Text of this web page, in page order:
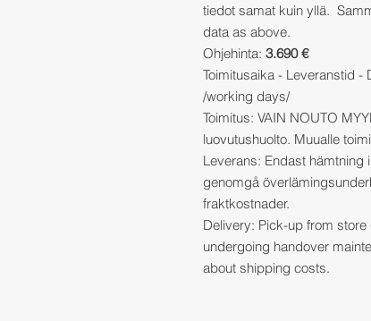
tiedot samat kuin yllä.
data as above.
Ohjehinta: 3.690 €
Toimitusaika - Leveranstid
/working days/
Toimitus: VAIN NOUTO
luovutushuolto. Muualle
Leverans: Endast
genomgå
fraktkostnader.
Delivery: Pick-up from store
undergoing handover
about shipping costs.